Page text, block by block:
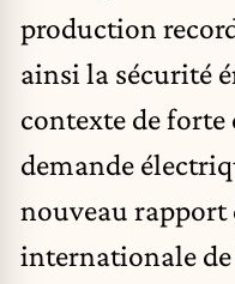
production
ainsi la sécurité
contexte de forte
demande
nouveau rapport
internationale de